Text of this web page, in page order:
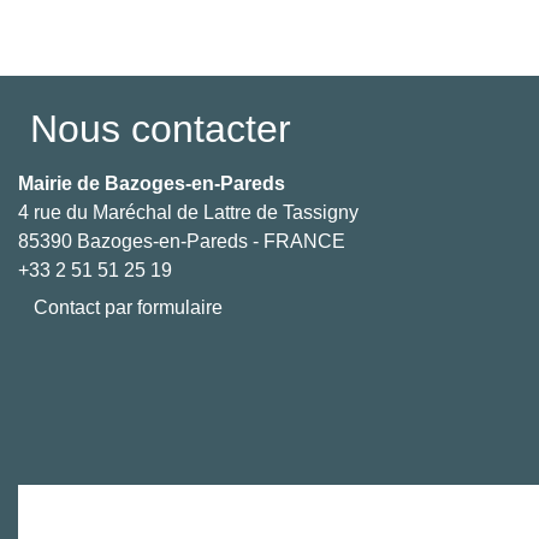
Nous contacter
Mairie de Bazoges-en-Pareds
4 rue du Maréchal de Lattre de Tassigny
85390 Bazoges-en-Pareds - FRANCE
+33 2 51 51 25 19
Contact par formulaire